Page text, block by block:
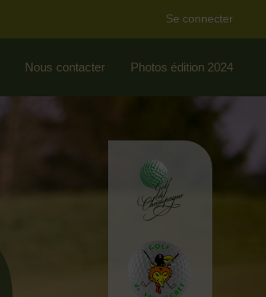
Se connecter
Nous contacter Photos édition 2024